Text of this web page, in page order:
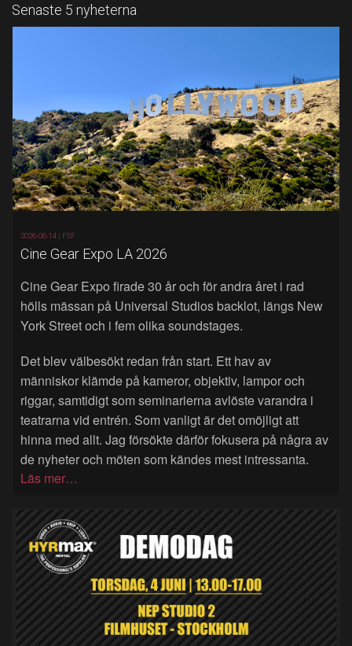
Senaste 5 nyheterna
2026-06-14 | FSF
Cine Gear Expo LA 2026
Cine Gear Expo firade 30 år och för andra året i rad
hölls mässan på Universal Studios backlot, längs New
York Street och i fem olika soundstages.
Det blev välbesökt redan från start. Ett hav av
människor klämde på kameror, objektiv, lampor och
riggar, samtidigt som seminarierna avlöste varandra i
teatrarna vid entrén. Som vanligt är det omöjligt att
hinna med allt. Jag försökte därför fokusera på några av
de nyheter och möten som kändes mest intressanta.
Läs mer…